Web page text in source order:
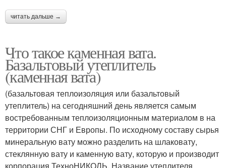
читать дальше →
Что такое каменная вата.
Базальтовый утеплитель
(каменная вата)
(базальтовая теплоизоляция или базальтовый
утеплитель) на сегодняшний день является самым
востребованным теплоизоляционным материалом в на
территории СНГ и Европы. По исходному составу сырья
минеральную вату можно разделить на шлаковату,
стеклянную вату и каменную вату, которую и производит